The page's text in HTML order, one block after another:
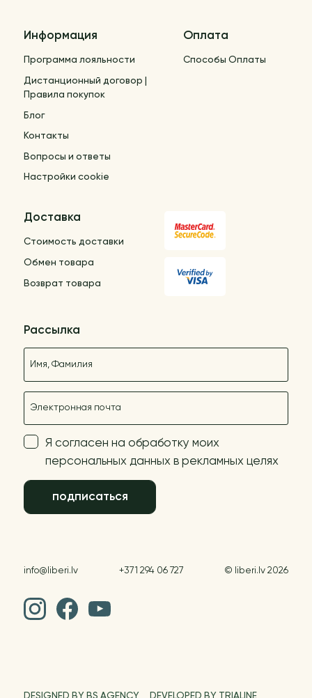
Информация
Программа лояльности
Дистанционный договор |
Правила покупок
Блог
Контакты
Вопросы и ответы
Настройки cookie
Оплата
Способы Оплаты
Доставка
Стоимость доставки
Обмен товара
Возврат товара
Рассылка
Я согласен на обработку моих
персональных данных в рекламных целях
подписаться
info@liberi.lv +371 294 06 727 © liberi.lv 2026
DESIGNED BY BS AGENCY DEVELOPED BY TRIALINE